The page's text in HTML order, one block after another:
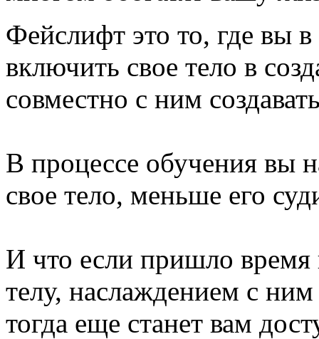
Фейслифт это то, где вы
включить свое тело в
совместно с ним
В процессе обучения вы
свое тело, меньше его
И что если пришло время
телу, наслаждением с
тогда еще станет вам